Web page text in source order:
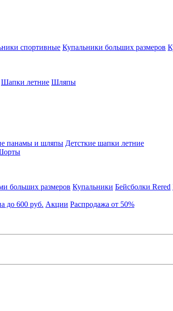
спортивные Купальники больших размеров
Шапки летние Шляпы
панамы и шляпы Детсткие шапки летние
больших размеров Купальники Бейсболки Rered
до 600 руб. Акции Распродажа от 50%